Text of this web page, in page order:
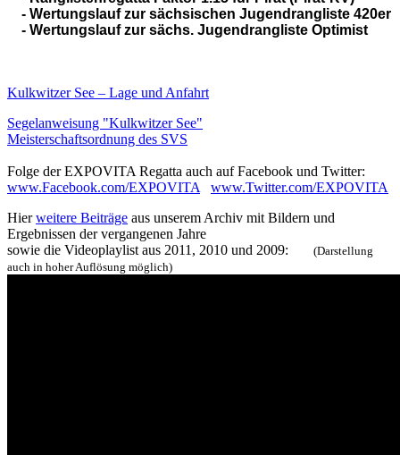
- Wertungslauf zur sächsischen Jugendrangliste 420er
- Wertungslauf zur sächs. Jugendrangliste Optimist
Kulkwitzer See – Lage und Anfahrt
Segelanweisung "Kulkwitzer See"
Meisterschaftsordnung des SVS
Folge der EXPOVITA Regatta auch auf Facebook und Twitter:
www.Facebook.com/EXPOVITA
www.Twitter.com/EXPOVITA
Hierweitere Beiträge aus unserem Archiv mit Bildern und
Ergebnissen der vergangenen Jahre
sowie die Videoplaylist aus 2011, 2010 und 2009: (Darstellung
auch in hoher Auflösung möglich)